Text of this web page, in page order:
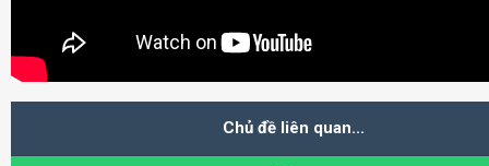
Chủ đề liên quan...